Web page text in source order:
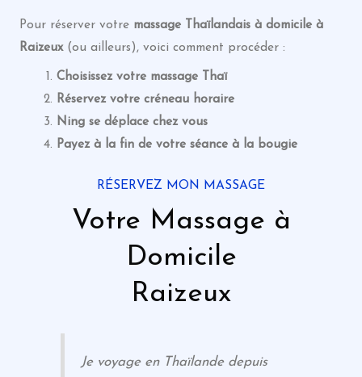
Pour réserver votre massage Thaïlandais à domicile à
Raizeux (ou ailleurs), voici comment procéder :
Choisissez votre massage Thaï
Réservez votre créneau horaire
Ning se déplace chez vous
Payez à la fin de votre séance à la bougie
RÉSERVEZ MON MASSAGE
Votre Massage à
Domicile
Raizeux
Je voyage en Thaïlande depuis